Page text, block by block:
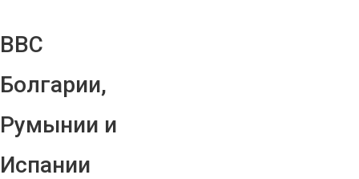
ВВС
Болгарии,
Румынии и
Испании